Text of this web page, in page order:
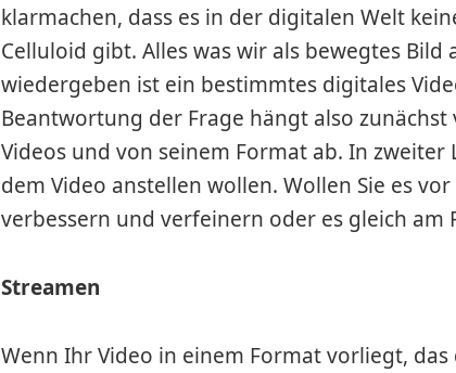
klarmachen, dass es in der digitalen Welt
Celluloid gibt. Alles was wir als bewegtes Bild
wiedergeben ist ein bestimmtes digitales
Beantwortung der Frage hängt also
Videos und von seinem Format ab. In zweiter
dem Video anstellen wollen. Wollen Sie es
verbessern und verfeinern oder es gleich am
Streamen
Wenn Ihr Video in einem Format vorliegt,